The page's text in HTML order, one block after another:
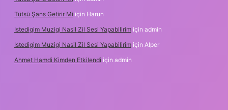
Tütsü Şans Getirir Mi için Harun
Istedigim Muzigi Nasil Zil Sesi Yapabilirim için admin
Istedigim Muzigi Nasil Zil Sesi Yapabilirim için Alper
Ahmet Hamdi Kimden Etkilendi için admin